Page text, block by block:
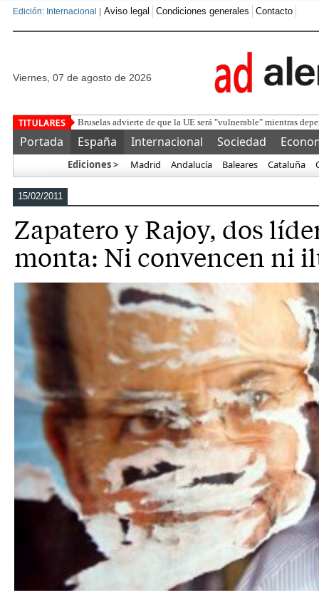
Edición: Internacional | Aviso legal Condiciones generales Contacto
viernes, 07 de agosto de 2026
Detenido un marr
Portada España Internacional Sociedad
Ediciones > Madrid Andalucía Baleares Cataluña
15/02/2011
Zapatero y Rajoy, dos
monta: Ni convencen ni